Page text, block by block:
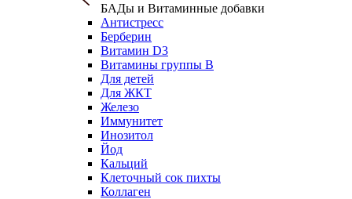
БАДы и Витаминные добавки
Антистресс
Берберин
Витамин D3
Витамины группы B
Для детей
Для ЖКТ
Железо
Иммунитет
Инозитол
Йод
Кальций
Клеточный сок пихты
Коллаген